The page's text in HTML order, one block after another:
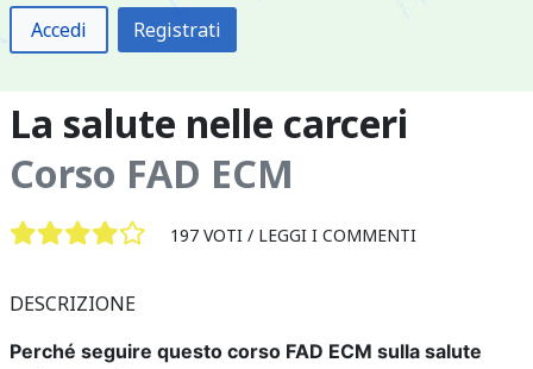
Accedi Registrati
La salute nelle carceri
Corso FAD ECM
197 VOTI / LEGGI I COMMENTI
DESCRIZIONE
Perché seguire questo corso FAD ECM sulla salute